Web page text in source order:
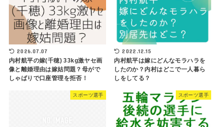
2026.07.07
内村航平の嫁(千穂) 33kg激ヤセ画
像と離婚理由は嫁姑問題？母がで
しゃばりで口座管理を拒否！
2022.12.15
内村航平は嫁にどんなモラハラを
したのか？内村はどこで一人暮ら
しをしてる？
スポーツ選手 スポーツ選手